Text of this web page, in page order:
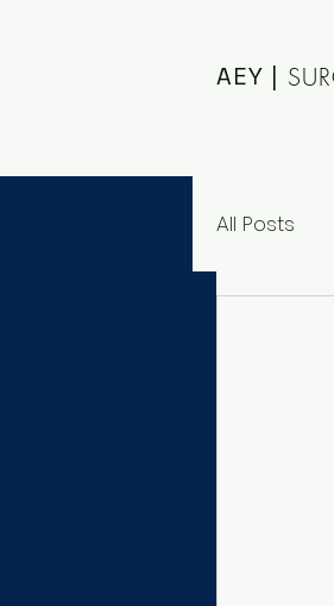
AEY |
All Posts